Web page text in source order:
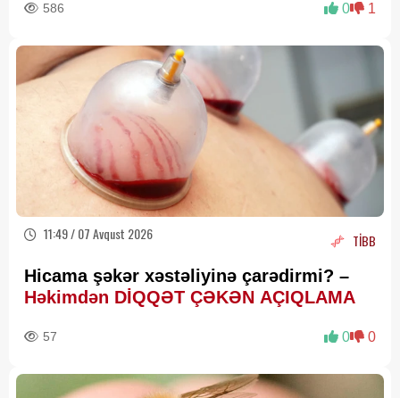
586 0 1
11:49 / 07 Avqust 2026 TİBB
Hicama şəkər xəstəliyinə çarədirmi? –
Həkimdən DİQQƏT ÇƏKƏN AÇIQLAMA
57 0 0